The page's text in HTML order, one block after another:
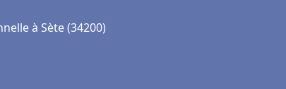
à Sète (34200)